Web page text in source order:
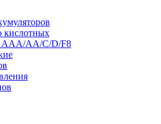
кислотных
ААА/АА/С/D/F8